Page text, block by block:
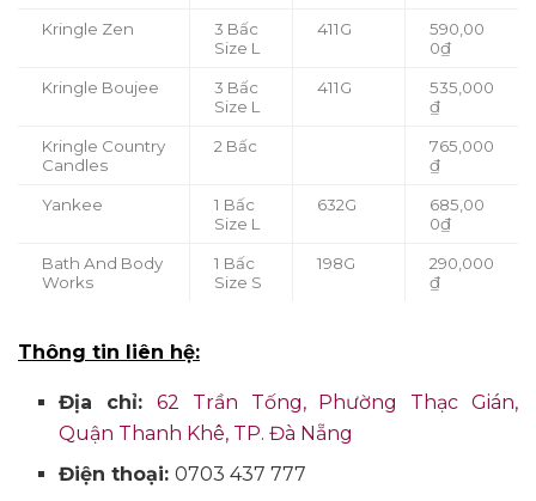
Kringle Zen
3 Bấc
Size L
411G
590,00
0₫
Kringle Boujee
3 Bấc
Size L
411G
535,000
₫
Kringle Country
Candles
2 Bấc
765,000
₫
Yankee
1 Bấc
Size L
632G
685,00
0₫
Bath And Body
Works
1 Bấc
Size S
198G
290,000
₫
Thông tin liên hệ:
Địa chỉ: 62 Trần Tống, Phường Thạc Gián,
Quận Thanh Khê, TP. Đà Nẵng
Điện thoại:0703 437 777